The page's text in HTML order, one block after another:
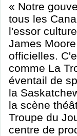
« Notre
tous les
l'essor
James
officielles.
comme La
éventail de
la
la scène
Troupe du
centre de